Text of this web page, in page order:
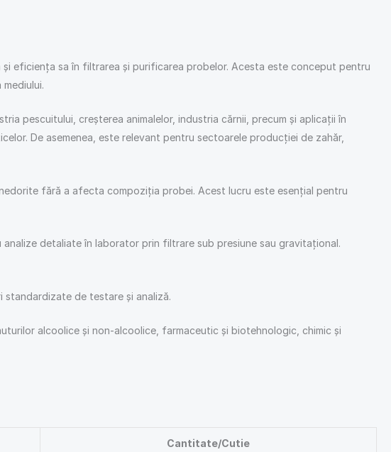
și eficiența sa în filtrarea și purificarea probelor. Acesta este conceput pentru
pescuitului, creșterea animalelor, industria cărnii, precum și aplicații în
De asemenea, este relevant pentru sectoarele producției de zahăr,
fără a afecta compoziția probei. Acest lucru este esențial pentru
detaliate în laborator prin filtrare sub presiune sau gravitaţional.
de testare și analiză.
alcoolice şi non-alcoolice, farmaceutic şi biotehnologic, chimic şi
Cantitate/Cutie